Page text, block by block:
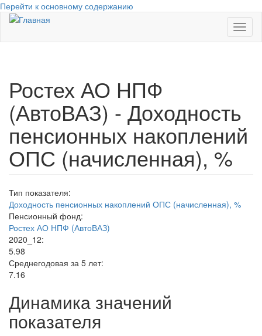
Перейти к основному содержанию
Ростех АО НПФ
(АвтоВАЗ) - Доходность
пенсионных накоплений
ОПС (начисленная), %
Тип показателя:
Доходность пенсионных накоплений ОПС (начисленная), %
Пенсионный фонд:
Ростех АО НПФ (АвтоВАЗ)
2020_12:
5.98
Среднегодовая за 5 лет:
7.16
Динамика значений
показателя